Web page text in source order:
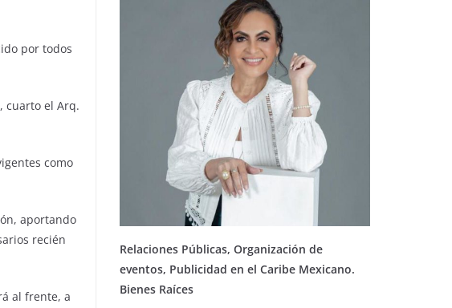
por todos
cuarto el Arq.
como
aportando
recién
al frente, a
Relaciones Públicas, Organización de
eventos, Publicidad en el Caribe Mexicano.
Bienes Raíces